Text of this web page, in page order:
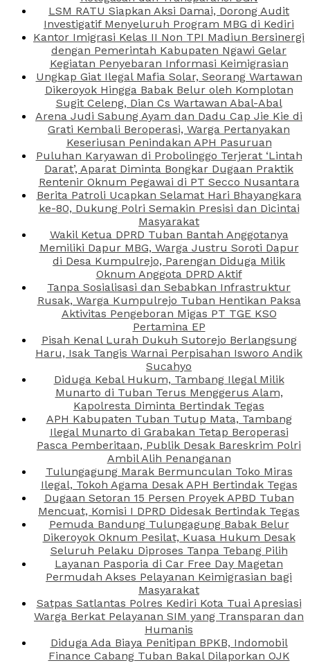
LSM RATU Siapkan Aksi Damai, Dorong Audit
Investigatif Menyeluruh Program MBG di Kediri
Kantor Imigrasi Kelas II Non TPI Madiun Bersinergi
dengan Pemerintah Kabupaten Ngawi Gelar
Kegiatan Penyebaran Informasi Keimigrasian
Ungkap Giat Ilegal Mafia Solar, Seorang Wartawan
Dikeroyok Hingga Babak Belur oleh Komplotan
Sugit Celeng, Dian Cs Wartawan Abal-Abal
Arena Judi Sabung Ayam dan Dadu Cap Jie Kie di
Grati Kembali Beroperasi, Warga Pertanyakan
Keseriusan Penindakan APH Pasuruan
Puluhan Karyawan di Probolinggo Terjerat ‘Lintah
Darat’, Aparat Diminta Bongkar Dugaan Praktik
Rentenir Oknum Pegawai di PT Secco Nusantara
Berita Patroli Ucapkan Selamat Hari Bhayangkara
ke-80, Dukung Polri Semakin Presisi dan Dicintai
Masyarakat
Wakil Ketua DPRD Tuban Bantah Anggotanya
Memiliki Dapur MBG, Warga Justru Soroti Dapur
di Desa Kumpulrejo, Parengan Diduga Milik
Oknum Anggota DPRD Aktif
Tanpa Sosialisasi dan Sebabkan Infrastruktur
Rusak, Warga Kumpulrejo Tuban Hentikan Paksa
Aktivitas Pengeboran Migas PT TGE KSO
Pertamina EP
Pisah Kenal Lurah Dukuh Sutorejo Berlangsung
Haru, Isak Tangis Warnai Perpisahan Isworo Andik
Sucahyo
Diduga Kebal Hukum, Tambang Ilegal Milik
Munarto di Tuban Terus Menggerus Alam,
Kapolresta Diminta Bertindak Tegas
APH Kabupaten Tuban Tutup Mata, Tambang
Ilegal Munarto di Grabakan Tetap Beroperasi
Pasca Pemberitaan, Publik Desak Bareskrim Polri
Ambil Alih Penanganan
Tulungagung Marak Bermunculan Toko Miras
Ilegal, Tokoh Agama Desak APH Bertindak Tegas
Dugaan Setoran 15 Persen Proyek APBD Tuban
Mencuat, Komisi I DPRD Didesak Bertindak Tegas
Pemuda Bandung Tulungagung Babak Belur
Dikeroyok Oknum Pesilat, Kuasa Hukum Desak
Seluruh Pelaku Diproses Tanpa Tebang Pilih
Layanan Pasporia di Car Free Day Magetan
Permudah Akses Pelayanan Keimigrasian bagi
Masyarakat
Satpas Satlantas Polres Kediri Kota Tuai Apresiasi
Warga Berkat Pelayanan SIM yang Transparan dan
Humanis
Diduga Ada Biaya Penitipan BPKB, Indomobil
Finance Cabang Tuban Bakal Dilaporkan OJK